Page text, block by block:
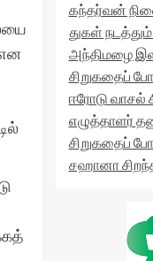
கந்தர்வன்
துகள்
அந்திமழை
சிறுகதைப்
ஈரோடு வாசல்
எழுத்தாளர்
சிறுகதைப்
சஹானா